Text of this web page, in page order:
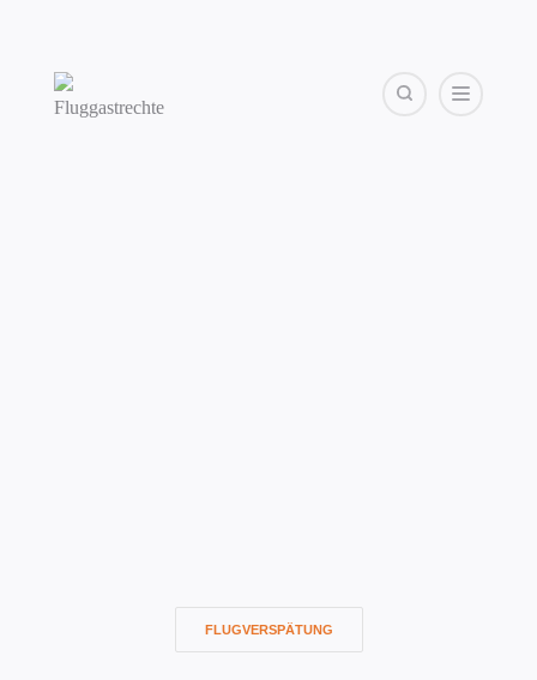
FLUGVERSPÄTUNG